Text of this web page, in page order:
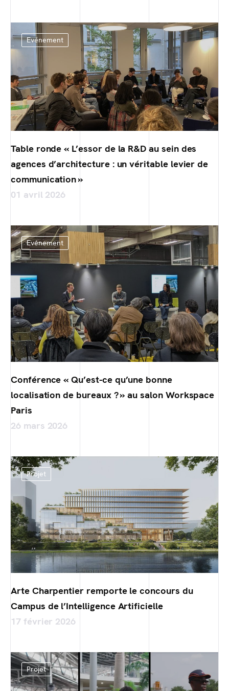
Evénement
Table ronde « L’essor de la R&D au sein des
agences d’architecture : un véritable levier de
communication »
01 avril 2026
Evénement
Conférence « Qu’est-ce qu’une bonne
localisation de bureaux ? » au salon Workspace
Paris
26 mars 2026
Projet
Arte Charpentier remporte le concours du
Campus de l’Intelligence Artificielle
17 février 2026
Projet